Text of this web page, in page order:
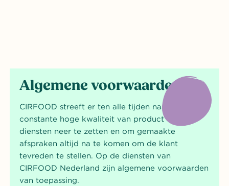
Algemene voorwaarden
CIRFOOD streeft er ten alle tijden naar om een
constante hoge kwaliteit van product en
diensten neer te zetten en om gemaakte
afspraken altijd na te komen om de klant
tevreden te stellen. Op de diensten van
CIRFOOD Nederland zijn algemene voorwaarden
van toepassing.